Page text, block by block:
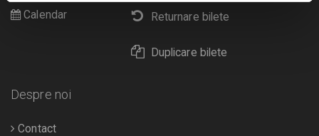
Returnare bilete
Duplicare bilete
Calendar
Despre noi
Contact